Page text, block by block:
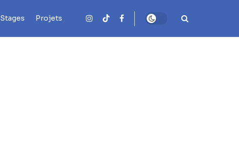
Stages Projets